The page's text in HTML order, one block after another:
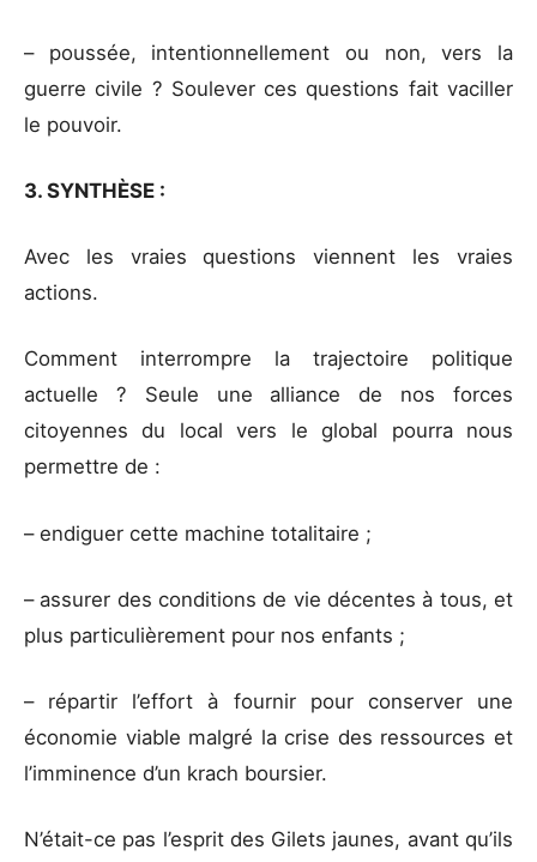
– poussée, intentionnellement ou non, vers la
guerre civile ? Soulever ces questions fait vaciller
le pouvoir.
3. SYNTHÈSE :
Avec les vraies questions viennent les vraies
actions.
Comment interrompre la trajectoire politique
actuelle ? Seule une alliance de nos forces
citoyennes du local vers le global pourra nous
permettre de :
– endiguer cette machine totalitaire ;
– assurer des conditions de vie décentes à tous, et
plus particulièrement pour nos enfants ;
– répartir l’effort à fournir pour conserver une
économie viable malgré la crise des ressources et
l’imminence d’un krach boursier.
N’était-ce pas l’esprit des Gilets jaunes, avant qu’ils